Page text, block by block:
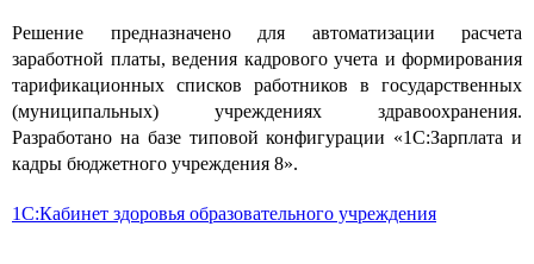
Решение предназначено для автоматизации расчета
заработной платы, ведения кадрового учета и формирования
тарификационных списков работников в государственных
(муниципальных) учреждениях здравоохранения.
Разработано на базе типовой конфигурации «1С:Зарплата и
кадры бюджетного учреждения 8».
1C:Кабинет здоровья образовательного учреждения